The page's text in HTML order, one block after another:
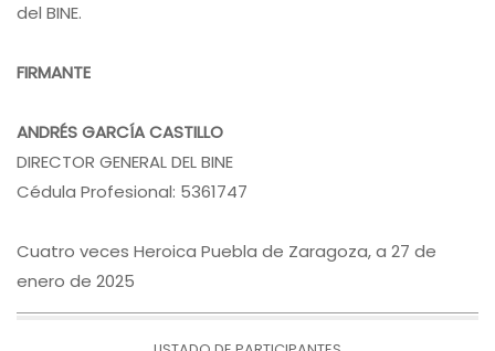
del BINE.
FIRMANTE
ANDRÉS GARCÍA CASTILLO
DIRECTOR GENERAL DEL BINE
Cédula Profesional: 5361747
Cuatro veces Heroica Puebla de Zaragoza, a 27 de
enero de 2025